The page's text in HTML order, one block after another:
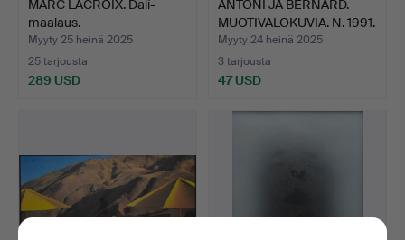
MARC LACROIX. Dalí-
maalaus.
Myyty 25 heinä 2025
25 tarjousta
289 USD
ANTONI JA BERNARD.
MUOTIVALOKUVIA. N. 1991.
Myyty 24 heinä 2025
3 tarjousta
47 USD